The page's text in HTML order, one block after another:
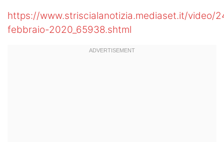
Hockey
Pallanuoto
https://www.striscialanotizia.mediaset.it/video/
febbraio-2020_65938.shtml